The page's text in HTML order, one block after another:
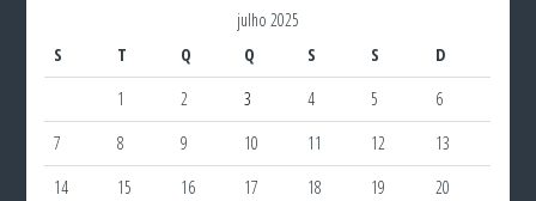
julho 2025
S
T Q Q S S
D
1
2 3 4 5
6
7
8 9 10 11 12
13
14
15 16 17 18 19
20